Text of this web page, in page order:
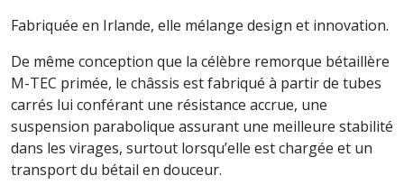
Fabriquée en Irlande, elle mélange design et innovation.
De même conception que la célèbre remorque bétaillère
M-TEC primée, le châssis est fabriqué à partir de tubes
carrés lui conférant une résistance accrue, une
suspension parabolique assurant une meilleure stabilité
dans les virages, surtout lorsqu’elle est chargée et un
transport du bétail en douceur.